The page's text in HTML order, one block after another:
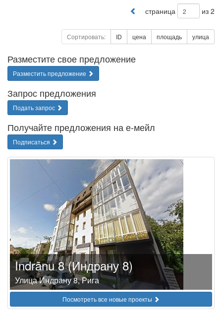
страница из 2
Сортировать: ID цена площадь улица
Разместите свое предложение
Разместить предложение
Запрос предложения
Подать запрос
Получайте предложения на е-мейл
Подписаться
Indrānu 8 (Индрану 8)
Улица Индрану 8, Рига
Посмотреть все новые проекты